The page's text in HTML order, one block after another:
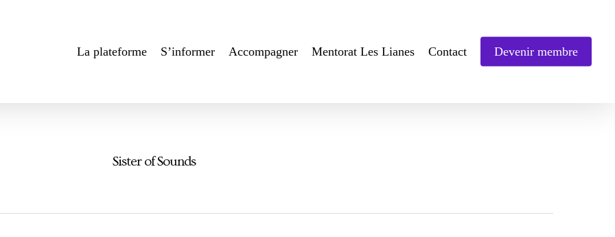
La plateforme S’informer Accompagner Mentorat Les Lianes Contact Devenir membre
Sister of Sounds